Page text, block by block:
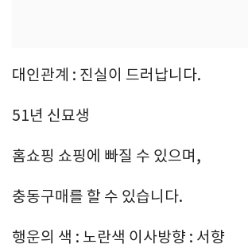
대인관계 : 진실이 드러납니다.
51년 신묘생
홈쇼핑 쇼핑에 빠질 수 있으며,
충동구매를 할 수 있습니다.
행운의 색 : 노란색 이사방향 : 서향